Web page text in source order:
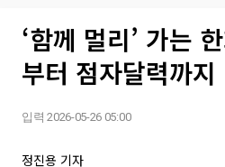
‘함께 멀리’ 가는
부터 점자달력까
입력 2026-05-26 05:00
정진용 기자